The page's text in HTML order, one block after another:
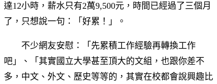
達12小時，薪水只有2萬9,500元，時間已經過了三個月
了，只想說一句：「好累！」。
不少網友安慰：「先累積工作經驗再轉換工作
吧」、「其實國立大學甚至頂大的文組，也跟你差不
多，中文、外文、歷史等等的，其實在校都會說興趣比